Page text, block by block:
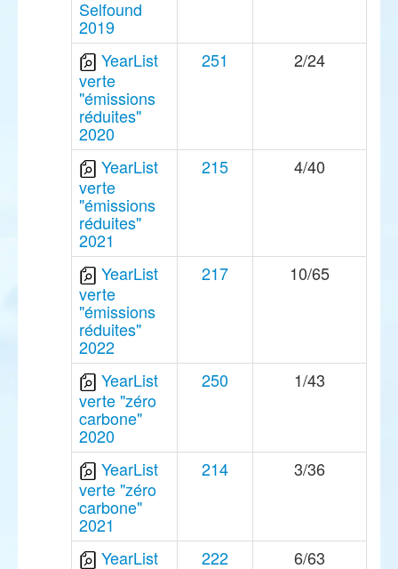
Selfound
2019
YearList
verte
"émissions
réduites"
2020
251 2/24
YearList
verte
"émissions
réduites"
2021
215 4/40
YearList
verte
"émissions
réduites"
2022
217 10/65
YearList
verte "zéro
carbone"
2020
250 1/43
YearList
verte "zéro
carbone"
2021
214 3/36
YearList
222 6/63